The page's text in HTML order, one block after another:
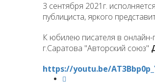
3 сентября 2021г.
публициста, яркого
К юбилею писателя в
г.Саратова "Авторский союз"
https://youtu.be/